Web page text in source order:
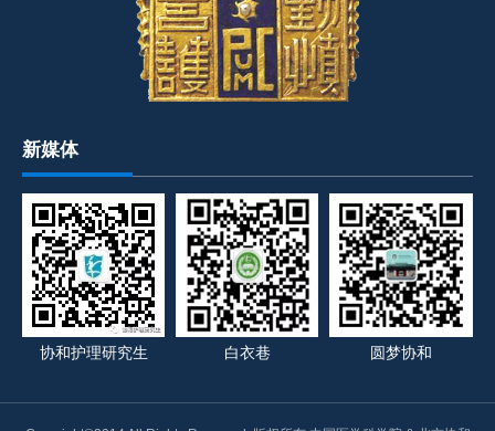
新媒体
协和护理研究生 白衣巷 圆梦协和